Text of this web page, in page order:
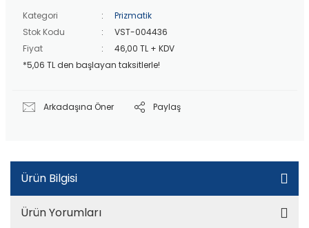
Kategori
Prizmatik
Stok Kodu
VST-004436
Fiyat
46,00 TL + KDV
*5,06 TL den başlayan taksitlerle!
Arkadaşına Öner Paylaş
Ürün Bilgisi
Ürün Yorumları